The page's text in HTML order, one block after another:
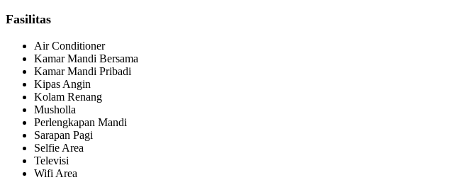
Fasilitas
Air Conditioner
Kamar Mandi Bersama
Kamar Mandi Pribadi
Kipas Angin
Kolam Renang
Musholla
Perlengkapan Mandi
Sarapan Pagi
Selfie Area
Televisi
Wifi Area